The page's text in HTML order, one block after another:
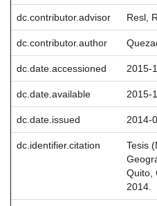
dc.contributor.advisor Resl,
dc.contributor.author
dc.date.accessioned 2015-
dc.date.available 2015-
dc.date.issued 2014-
dc.identifier.citation
Tesis
Quito,
2014.